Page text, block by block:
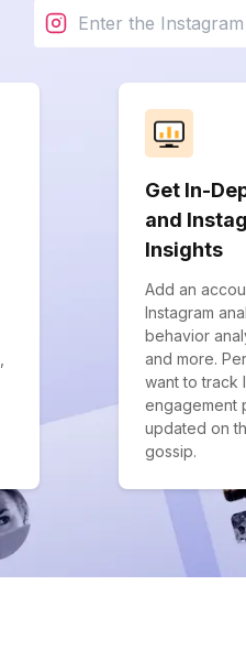
Get In-
and
Insights
Add an
Instagram
behavior
and more.
want to track
engagement
updated on
gossip.